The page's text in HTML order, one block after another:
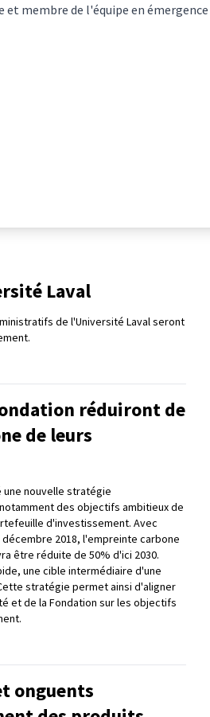
membre de l'équipe en
Laval
de l'Université Laval seront
réduiront de
de leurs
une nouvelle stratégie
des objectifs ambitieux de
d'investissement. Avec
2018, l'empreinte carbone
être réduite de 50% d'ici 2030.
une cible intermédiaire d'une
stratégie permet ainsi d'aligner
et de la Fondation sur les objectifs
onguents